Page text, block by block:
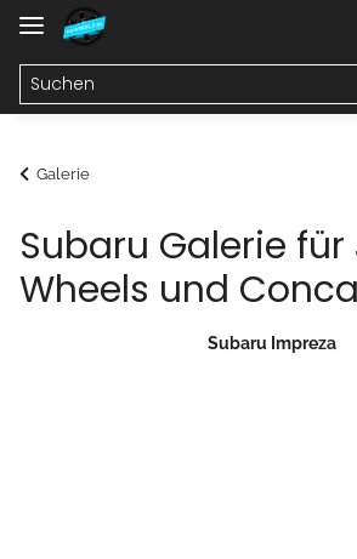
Galerie
Subaru Galerie für
Wheels und
Subaru Impreza